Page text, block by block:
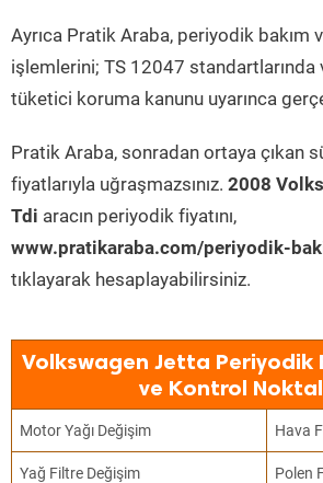
Ayrıca Pratik Araba, periyodik bakım
işlemlerini; TS 12047 standartlarında
tüketici koruma kanunu uyarınca
Pratik Araba, sonradan ortaya çıkan
fiyatlarıyla uğraşmazsınız. 2008
Tdi aracın periyodik fiyatını,
www.pratikaraba.com/periyodik-
tıklayarak hesaplayabilirsiniz.
Volkswagen Jetta Periyodik
ve Kontrol
Motor Yağı Değişim Hava
Yağ Filtre Değişim Polen